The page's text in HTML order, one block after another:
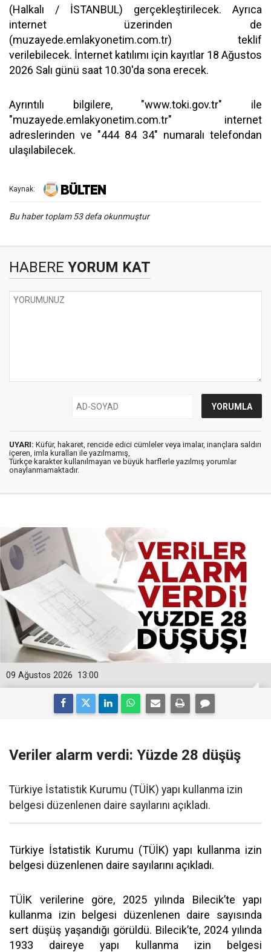
(Halkalı / İSTANBUL) gerçekleştirilecek. Ayrıca
internet üzerinden de
(muzayede.emlakyonetim.com.tr) teklif
verilebilecek. İnternet katılımı için kayıtlar 18 Ağustos
2026 Salı günü saat 10.30'da sona erecek.
Ayrıntılı bilgilere, "www.toki.gov.tr" ile
"muzayede.emlakyonetim.com.tr" internet
adreslerinden ve "444 84 34" numaralı telefondan
ulaşılabilecek.
Kaynak:
Bu haber toplam 53 defa okunmuştur
HABERE YORUM KAT
UYARI: Küfür, hakaret, rencide edici cümleler veya imalar, inançlara saldırı
içeren, imla kuralları ile yazılmamış,
Türkçe karakter kullanılmayan ve büyük harflerle yazılmış yorumlar
onaylanmamaktadır.
13:00
09 Ağustos 2026
Veriler alarm verdi: Yüzde 28 düşüş
Türkiye İstatistik Kurumu (TÜİK) yapı kullanma izin
belgesi düzenlenen daire sayılarını açıkladı.
Türkiye İstatistik Kurumu (TÜİK) yapı kullanma izin
belgesi düzenlenen daire sayılarını açıkladı.
TÜİK verilerine göre, 2025 yılında Bilecik’te yapı
kullanma izin belgesi düzenlenen daire sayısında
sert düşüş yaşandığı görüldü. Bilecik’te, 2024 yılında
1933 daireye yapı kullanma izin belgesi